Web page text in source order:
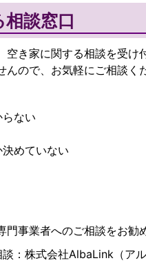
談窓口
き家に関する相談を受け
ので、お気軽にご相談く
ない
めていない
事業者へのご相談をお勧
：株式会社AlbaLink（アル